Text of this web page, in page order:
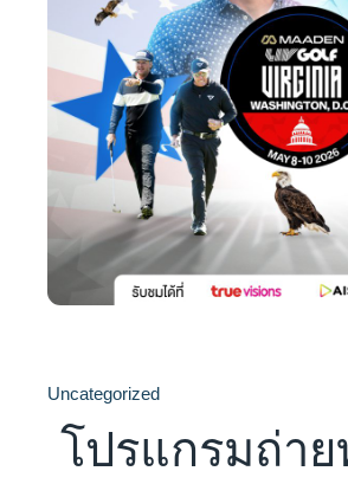
Uncategorized
โปรแกรมถ่า